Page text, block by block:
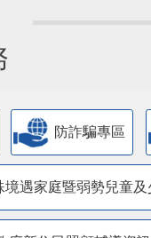
防詐騙專區
境遇家庭暨弱勢兒童